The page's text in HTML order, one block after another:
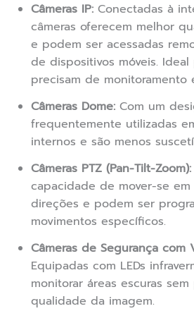
Câmeras IP: Conectadas à
câmeras oferecem melhor
e podem ser acessadas
de dispositivos móveis.
precisam de monitoramento
Câmeras Dome: Com um
frequentemente utilizadas
internos e são menos
Câmeras PTZ (Pan-Tilt-Zoom):
capacidade de mover-se
direções e podem ser
movimentos específicos.
Câmeras de Segurança com
Equipadas com LEDs
monitorar áreas escuras
qualidade da imagem.